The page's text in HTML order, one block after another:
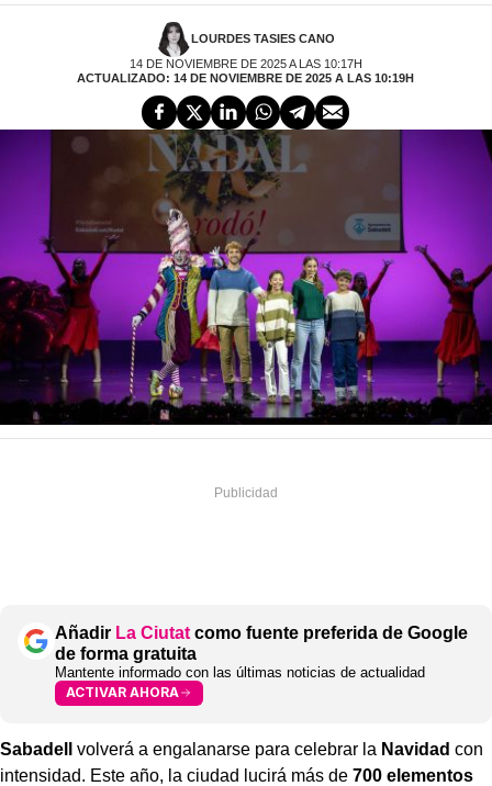
LOURDES TASIES CANO
14 DE NOVIEMBRE DE 2025 A LAS 10:17H
ACTUALIZADO: 14 DE NOVIEMBRE DE 2025 A LAS 10:19H
Añadir La Ciutat como fuente preferida de Google
de forma gratuita
Mantente informado con las últimas noticias de actualidad
ACTIVAR AHORA
Sabadell volverá a engalanarse para celebrar la Navidad con
intensidad. Este año, la ciudad lucirá más de 700 elementos